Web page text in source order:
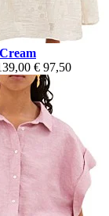
€ 97,50